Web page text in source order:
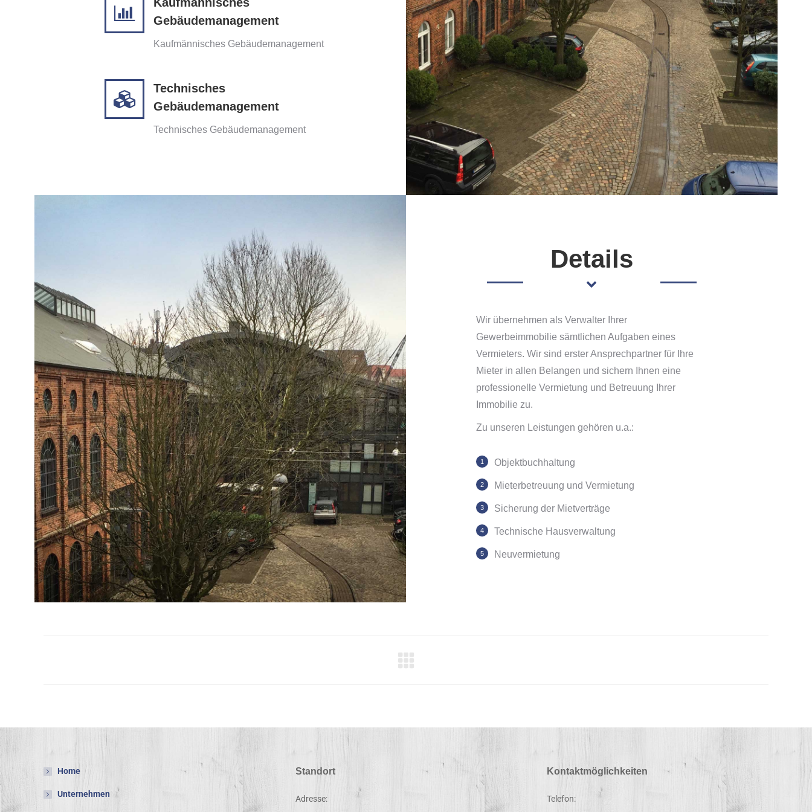
Gebäudemanagement
Kaufmännisches Gebäudemanagement
Technisches
Gebäudemanagement
Technisches Gebäudemanagement
Details
Wir übernehmen als Verwalter Ihrer
Gewerbeimmobilie sämtlichen Aufgaben eines
Vermieters. Wir sind erster Ansprechpartner für Ihre
Mieter in allen Belangen und sichern Ihnen eine
professionelle Vermietung und Betreuung Ihrer
Immobilie zu.
Zu unseren Leistungen gehören u.a.:
Objektbuchhaltung
Mieterbetreuung und Vermietung
Sicherung der Mietverträge
Technische Hausverwaltung
Neuvermietung
navigation
Home
Unternehmen
Standort
Adresse:
Kontaktmöglichkeiten
Telefon: